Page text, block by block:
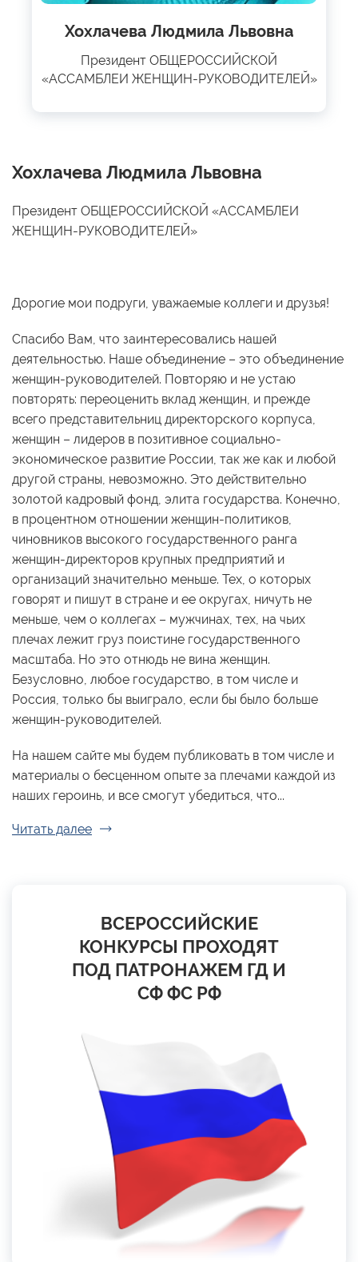
Хохлачева Людмила Львовна
Президент ОБЩЕРОССИЙСКОЙ
«АССАМБЛЕИ ЖЕНЩИН-РУКОВОДИТЕЛЕЙ»
Хохлачева Людмила Львовна
Президент ОБЩЕРОССИЙСКОЙ «АССАМБЛЕИ
ЖЕНЩИН-РУКОВОДИТЕЛЕЙ»
Дорогие мои подруги, уважаемые коллеги и друзья!
Спасибо Вам, что заинтересовались нашей
деятельностью. Наше объединение – это объединение
женщин-руководителей. Повторяю и не устаю
повторять: переоценить вклад женщин, и прежде
всего представительниц директорского корпуса,
женщин – лидеров в позитивное социально-
экономическое развитие России, так же как и любой
другой страны, невозможно. Это действительно
золотой кадровый фонд, элита государства. Конечно,
в процентном отношении женщин-политиков,
чиновников высокого государственного ранга
женщин-директоров крупных предприятий и
организаций значительно меньше. Тех, о которых
говорят и пишут в стране и ее округах, ничуть не
меньше, чем о коллегах – мужчинах, тех, на чьих
плечах лежит груз поистине государственного
масштаба. Но это отнюдь не вина женщин.
Безусловно, любое государство, в том числе и
Россия, только бы выиграло, если бы было больше
женщин-руководителей.
На нашем сайте мы будем публиковать в том числе и
материалы о бесценном опыте за плечами каждой из
наших героинь, и все смогут убедиться, что...
Читать далее
ВСЕРОССИЙСКИЕ
КОНКУРСЫ ПРОХОДЯТ
ПОД ПАТРОНАЖЕМ ГД И
СФ ФС РФ